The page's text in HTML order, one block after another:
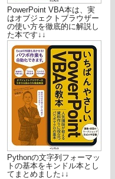
PowerPoint VBA本は、実
はオブジェクトブラウザー
の使い方を徹底的に解説し
た本です↓↓
Pythonの文字列フォーマッ
トの基本をキンドル本とし
てまとめました↓↓